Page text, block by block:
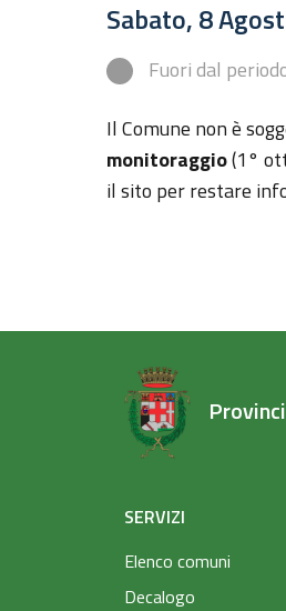
Sabato, 8
Fuori dal
Il Comune non è
monitoraggio(1°
il sito per restare
SERVIZI
Elenco comuni
Decalogo